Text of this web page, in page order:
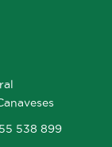
538 899